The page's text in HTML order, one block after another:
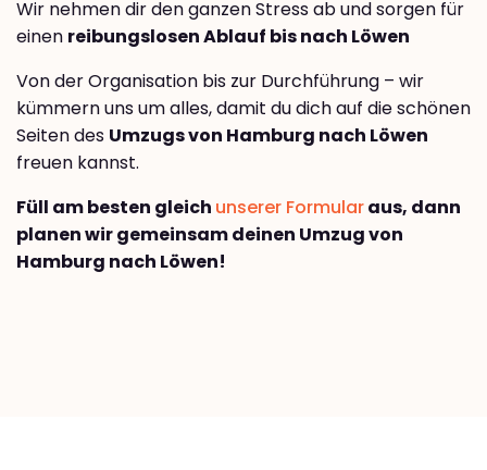
Wir nehmen dir den ganzen Stress ab und sorgen für
einen reibungslosen Ablauf bis nach Löwen
Von der Organisation bis zur Durchführung – wir
kümmern uns um alles, damit du dich auf die schönen
Seiten des Umzugs von Hamburg nach Löwen
freuen kannst.
Füll am besten gleich unserer Formularaus, dann
planen wir gemeinsam deinen Umzug von
Hamburg nach Löwen!